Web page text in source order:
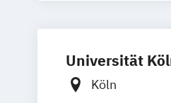
Universität
Köln